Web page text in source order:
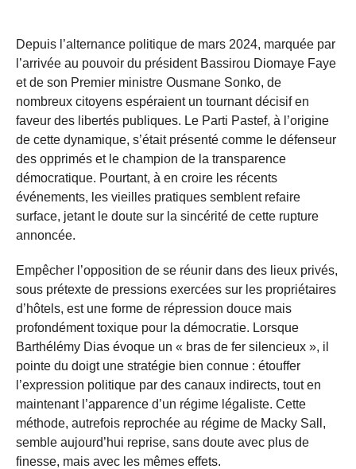
Depuis l’alternance politique de mars 2024, marquée par
l’arrivée au pouvoir du président Bassirou Diomaye Faye
et de son Premier ministre Ousmane Sonko, de
nombreux citoyens espéraient un tournant décisif en
faveur des libertés publiques. Le Parti Pastef, à l’origine
de cette dynamique, s’était présenté comme le défenseur
des opprimés et le champion de la transparence
démocratique. Pourtant, à en croire les récents
événements, les vieilles pratiques semblent refaire
surface, jetant le doute sur la sincérité de cette rupture
annoncée.
Empêcher l’opposition de se réunir dans des lieux privés,
sous prétexte de pressions exercées sur les propriétaires
d’hôtels, est une forme de répression douce mais
profondément toxique pour la démocratie. Lorsque
Barthélémy Dias évoque un « bras de fer silencieux », il
pointe du doigt une stratégie bien connue : étouffer
l’expression politique par des canaux indirects, tout en
maintenant l’apparence d’un régime légaliste. Cette
méthode, autrefois reprochée au régime de Macky Sall,
semble aujourd’hui reprise, sans doute avec plus de
finesse, mais avec les mêmes effets.